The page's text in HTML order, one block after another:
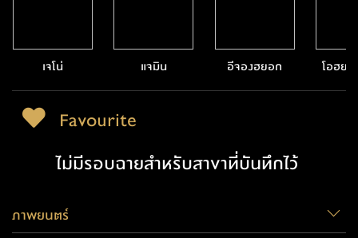
เจโน่ แจมิน อีจองฮยอก โอฮย
Favourite
ไม่มีรอบฉายสำหรับสาขาที่บันทึกไว้
ภาพยนตร์